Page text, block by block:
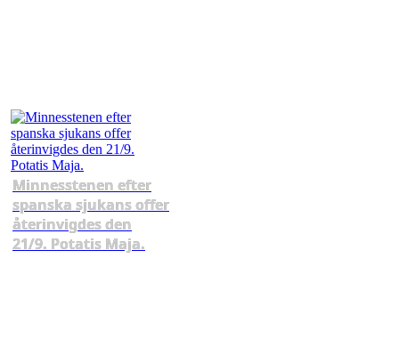
Minnesstenen efter
spanska sjukans offer
återinvigdes den
21/9. Potatis Maja.